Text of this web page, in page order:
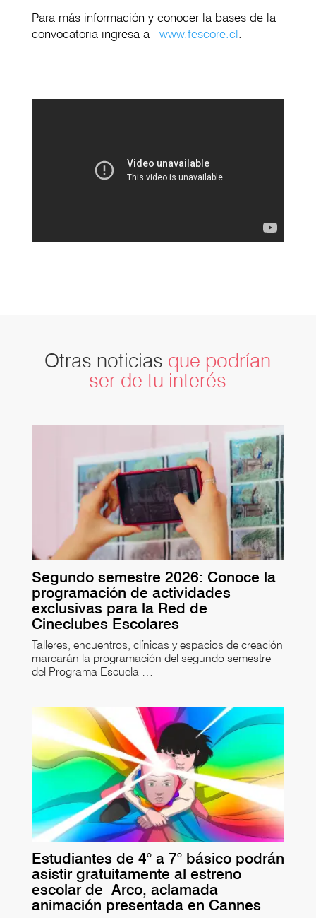
Para más información y conocer la bases de la
convocatoria ingresa a www.fescore.cl.
Otras noticias que podrían
ser de tu interés
Segundo semestre 2026: Conoce la
programación de actividades
exclusivas para la Red de
Cineclubes Escolares
Talleres, encuentros, clínicas y espacios de creación
marcarán la programación del segundo semestre
del Programa Escuela …
Estudiantes de 4° a 7° básico podrán
asistir gratuitamente al estreno
escolar de Arco, aclamada
animación presentada en Cannes